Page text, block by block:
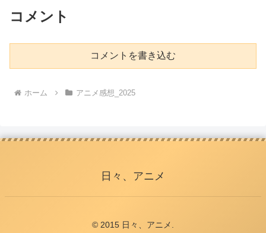
コメント
コメントを書き込む
ホーム アニメ感想_2025
日々、アニメ
© 2015 日々、アニメ.